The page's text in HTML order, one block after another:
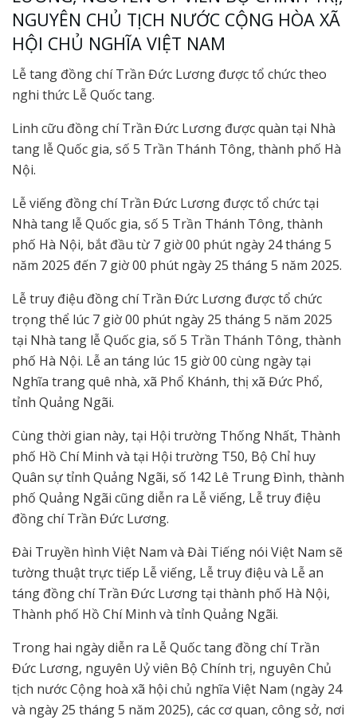
NGUYÊN CHỦ TỊCH NƯỚC CỘNG HÒA XÃ
HỘI CHỦ NGHĨA VIỆT NAM
Lễ tang đồng chí Trần Đức Lương được tổ chức theo
nghi thức Lễ Quốc tang.
Linh cữu đồng chí Trần Đức Lương được quàn tại Nhà
tang lễ Quốc gia, số 5 Trần Thánh Tông, thành phố Hà
Nội.
Lễ viếng đồng chí Trần Đức Lương được tổ chức tại
Nhà tang lễ Quốc gia, số 5 Trần Thánh Tông, thành
phố Hà Nội, bắt đầu từ 7 giờ 00 phút ngày 24 tháng 5
năm 2025 đến 7 giờ 00 phút ngày 25 tháng 5 năm 2025.
Lễ truy điệu đồng chí Trần Đức Lương được tổ chức
trọng thể lúc 7 giờ 00 phút ngày 25 tháng 5 năm 2025
tại Nhà tang lễ Quốc gia, số 5 Trần Thánh Tông, thành
phố Hà Nội. Lễ an táng lúc 15 giờ 00 cùng ngày tại
Nghĩa trang quê nhà, xã Phổ Khánh, thị xã Đức Phổ,
tỉnh Quảng Ngãi.
Cùng thời gian này, tại Hội trường Thống Nhất, Thành
phố Hồ Chí Minh và tại Hội trường T50, Bộ Chỉ huy
Quân sự tỉnh Quảng Ngãi, số 142 Lê Trung Đình, thành
phố Quảng Ngãi cũng diễn ra Lễ viếng, Lễ truy điệu
đồng chí Trần Đức Lương.
Đài Truyền hình Việt Nam và Đài Tiếng nói Việt Nam sẽ
tường thuật trực tiếp Lễ viếng, Lễ truy điệu và Lễ an
táng đồng chí Trần Đức Lương tại thành phố Hà Nội,
Thành phố Hồ Chí Minh và tỉnh Quảng Ngãi.
Trong hai ngày diễn ra Lễ Quốc tang đồng chí Trần
Đức Lương, nguyên Uỷ viên Bộ Chính trị, nguyên Chủ
tịch nước Cộng hoà xã hội chủ nghĩa Việt Nam (ngày 24
và ngày 25 tháng 5 năm 2025), các cơ quan, công sở, nơi